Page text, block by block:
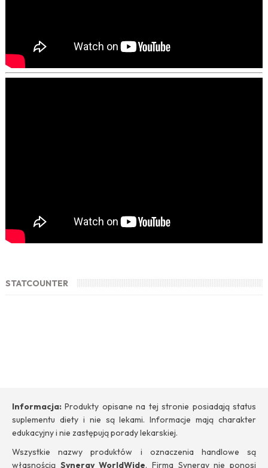
STATCOUNTER
Informacja: Produkty opisane na tej stronie posiadają status
suplementu diety i nie są lekami. Informacje mają charakter
edukacyjny i nie zastępują porady lekarskiej.
Wszystkie nazwy produktów i oznaczenia handlowe są
własnością Synergy WorldWide. Firma Synergy nie ponosi